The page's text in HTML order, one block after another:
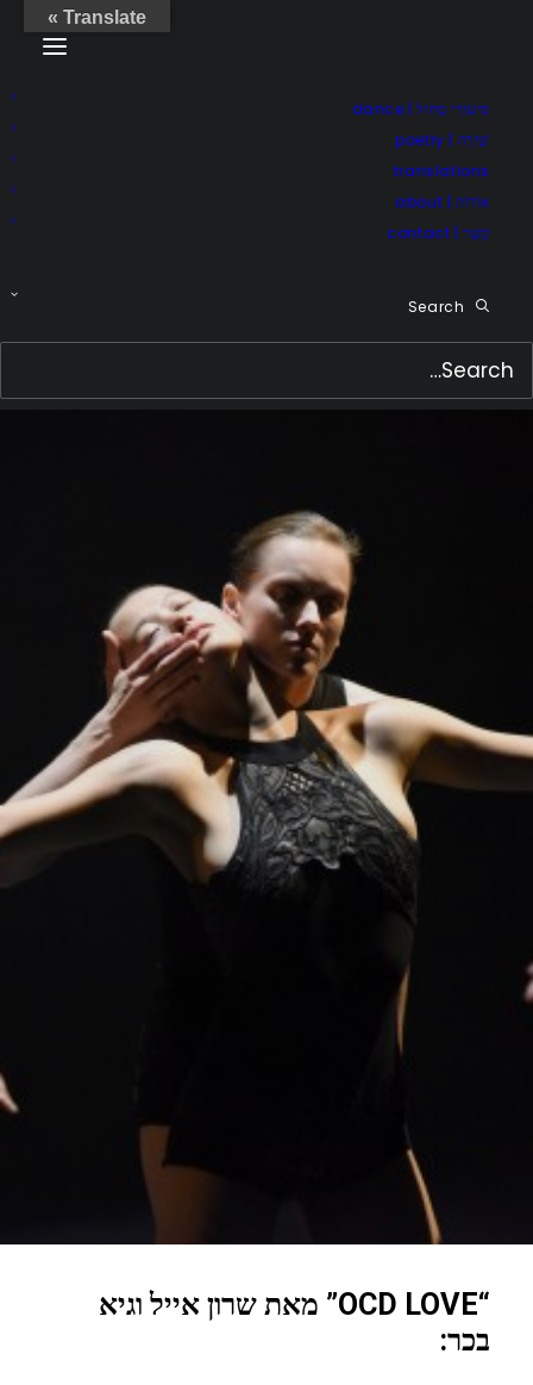
סִיעוּרֵי מָחוֹל | dance
שִׁירָה | poetry
translations
אוֹדוֹת | about
קֶשֶׁר | contact
Search
“OCD LOVE” מאת שרון אייל וגיא
בכר:
Translate »